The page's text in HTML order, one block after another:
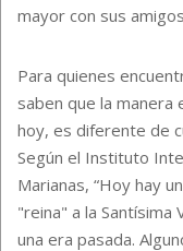
mayor con sus
Para quienes
saben que la
hoy, es diferente de
Según el Instituto
Marianas, “Hoy hay
"reina" a la Santísima
una era pasada.